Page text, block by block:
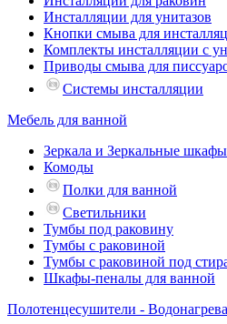
Инсталляции для унитазов
Кнопки смыва для
Комплекты инсталляции с
Приводы смыва для
Системы инсталляции
Мебель для ванной
Зеркала и Зеркальные шкафы
Комоды
Полки для ванной
Светильники
Тумбы под раковину
Тумбы с раковиной
Тумбы с раковиной под
Шкафы-пеналы для ванной
Полотенцесушители -